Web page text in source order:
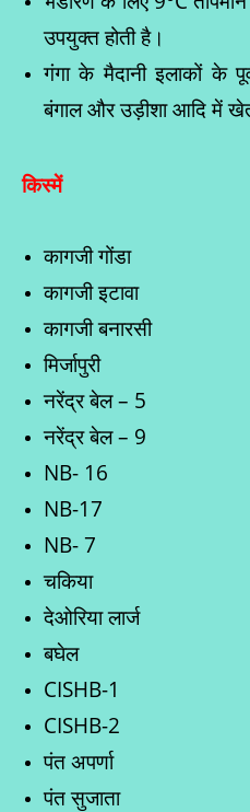
उपयुक्त होती है।
गंगा के मैदानी इलाकों के
बंगाल और उड़ीशा आदि में
किस्में
कागजी गोंडा
कागजी इटावा
कागजी बनारसी
मिर्जापुरी
नरेंद्र बेल – 5
नरेंद्र बेल – 9
NB- 16
NB-17
NB- 7
चकिया
देओरिया लार्ज
बघेल
CISHB-1
CISHB-2
पंत अपर्णा
पंत सुजाता